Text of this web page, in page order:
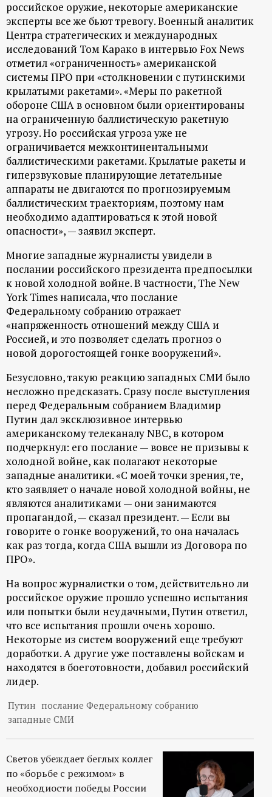
российское оружие, некоторые американские
эксперты все же бьют тревогу. Военный аналитик
Центра стратегических и международных
исследований Том Карако в интервью Fox News
отметил «ограниченность» американской
системы ПРО при «столкновении с путинскими
крылатыми ракетами». «Меры по ракетной
обороне США в основном были ориентированы
на ограниченную баллистическую ракетную
угрозу. Но российская угроза уже не
ограничивается межконтинентальными
баллистическими ракетами. Крылатые ракеты и
гиперзвуковые планирующие летательные
аппараты не двигаются по прогнозируемым
баллистическим траекториям, поэтому нам
необходимо адаптироваться к этой новой
опасности», — заявил эксперт.
Многие западные журналисты увидели в
послании российского президента предпосылки
к новой холодной войне. В частности, The New
York Times написала, что послание
Федеральному собранию отражает
«напряженность отношений между США и
Россией, и это позволяет сделать прогноз о
новой дорогостоящей гонке вооружений».
Безусловно, такую реакцию западных СМИ было
несложно предсказать. Сразу после выступления
перед Федеральным собранием Владимир
Путин дал эксклюзивное интервью
американскому телеканалу NBC, в котором
подчеркнул: его послание — вовсе не призывы к
холодной войне, как полагают некоторые
западные аналитики. «С моей точки зрения, те,
кто заявляет о начале новой холодной войны, не
являются аналитиками — они занимаются
пропагандой, — сказал президент. — Если вы
говорите о гонке вооружений, то она началась
как раз тогда, когда США вышли из Договора по
ПРО».
На вопрос журналистки о том, действительно ли
российское оружие прошло успешно испытания
или попытки были неудачными, Путин ответил,
что все испытания прошли очень хорошо.
Некоторые из систем вооружений еще требуют
доработки. А другие уже поставлены войскам и
находятся в боеготовности, добавил российский
лидер.
Путин послание Федеральному собранию
западные СМИ
Светов убеждает беглых коллег
по «борьбе с режимом» в
необходиости победы России